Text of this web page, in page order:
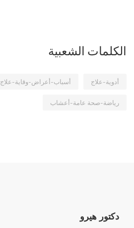
الكلمات الشعبية
أدوية-علاج أسباب-أعراض-وقاية-علاج
رياضة-صحة عامة-أعشاب
دكتور هيرو